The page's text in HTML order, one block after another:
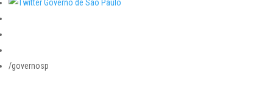
/governosp